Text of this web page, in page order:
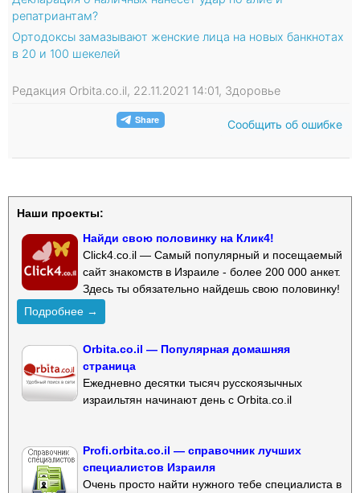
репатриантам?
Ортодоксы замазывают женские лица на новых банкнотах
в 20 и 100 шекелей
Редакция Orbita.co.il, 22.11.2021 14:01, Здоровье
Сообщить об ошибке
Наши проекты:
Найди свою половинку на Клик4!
Click4.co.il — Самый популярный и посещаемый
сайт знакомств в Израиле - более 200 000 анкет.
Здесь ты обязательно найдешь свою половинку!
Подробнее →
Orbita.co.il — Популярная домашняя
страница
Ежедневно десятки тысяч русскоязычных
израильтян начинают день с Orbita.co.il
Profi.orbita.co.il — справочник лучших
специалистов Израиля
Очень просто найти нужного тебе специалиста в